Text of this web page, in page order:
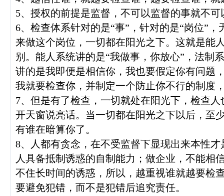
5、授权的前提是监督，不可以监督的事就不可
6、检查体系针对的是“事”，针对的是“岗位”
来做这个岗位，一切都在阳光之下。这就是能
别。能人系统讲的是“我做事，你放心”，法制
讲的是我即便是相信你，我也要假定你有问题
我就要检查你，并制定一个防止你不行的制度
7、但是有了检查，一切就处在阳光下，检查
开天窗说亮话。当一切都在阳光之下以后，至
有谁在暗算你了。
8、人都有贪念，在不受监督下显现出来本性
人具备抵制诱惑的自制能力；做企业，不能相
不住长时间的诱惑，所以，越重视谁就越要检
要避免犯错，而不是犯错后追究责任。